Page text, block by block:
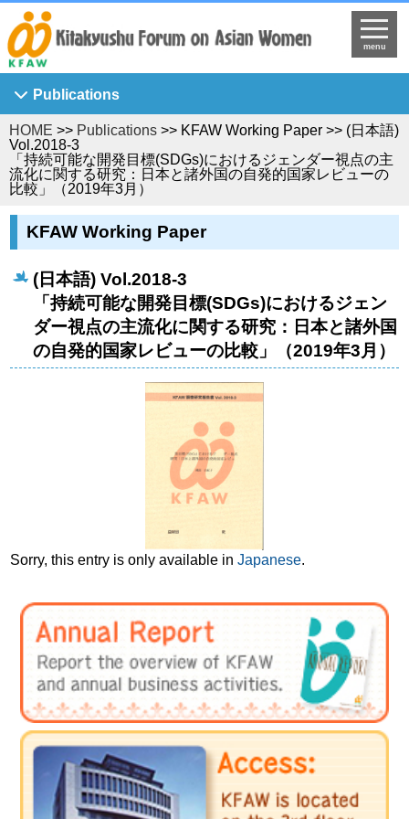
menu
Publications
Asian Breeze
Ajia Josei Kenkyu
KFAW Working Paper
Journal of Asian Women's Studies
KFAW Visiting Researchers' Report
Princess Sunflower
HOME >> Publications >> KFAW Working Paper >> (日本語)
Vol.2018-3
「持続可能な開発目標(SDGs)におけるジェンダー視点の主
流化に関する研究：日本と諸外国の自発的国家レビューの
比較」（2019年3月）
KFAW Working Paper
(日本語) Vol.2018-3
「持続可能な開発目標(SDGs)におけるジェン
ダー視点の主流化に関する研究：日本と諸外国
の自発的国家レビューの比較」（2019年3月）
Sorry, this entry is only available inJapanese.